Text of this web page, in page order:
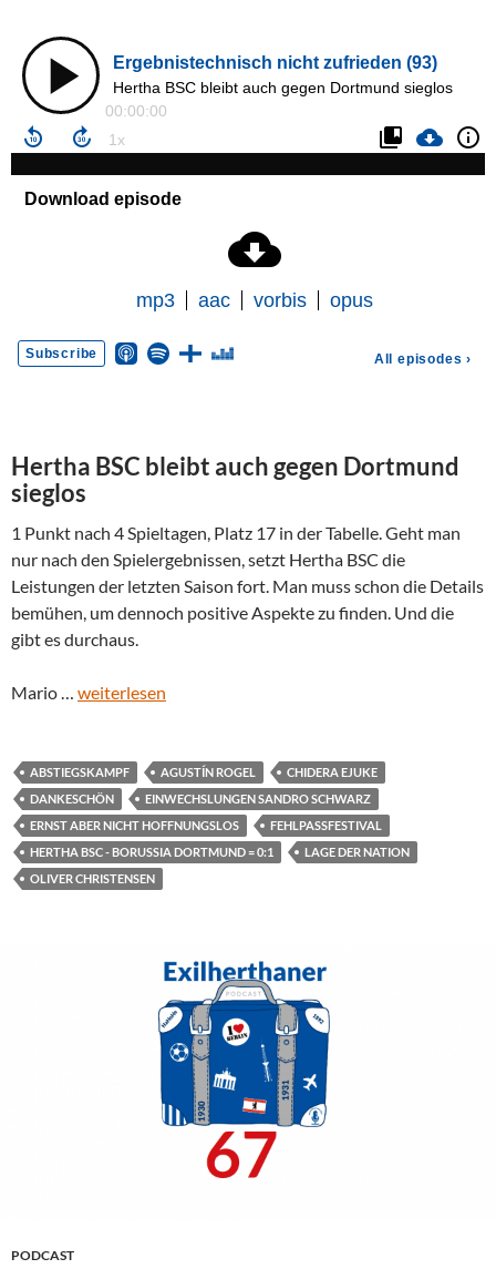
Hertha BSC bleibt auch gegen Dortmund
sieglos
1 Punkt nach 4 Spieltagen, Platz 17 in der Tabelle. Geht man
nur nach den Spielergebnissen, setzt Hertha BSC die
Leistungen der letzten Saison fort. Man muss schon die Details
bemühen, um dennoch positive Aspekte zu finden. Und die
gibt es durchaus.
Mario … weiterlesen
ABSTIEGSKAMPF AGUSTÍN ROGEL
CHIDERA EJUKE
DANKESCHÖN
EINWECHSLUNGEN SANDRO SCHWARZ
ERNST ABER NICHT HOFFNUNGSLOS
FEHLPASSFESTIVAL
HERTHA BSC - BORUSSIA DORTMUND = 0:1
LAGE DER NATION
OLIVER CHRISTENSEN
PODCAST